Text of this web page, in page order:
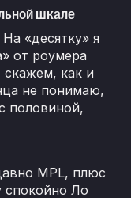
шкале
«десятку» я
от роумера
скажем, как и
не понимаю,
половиной,
MPL, плюс
спокойно Ло